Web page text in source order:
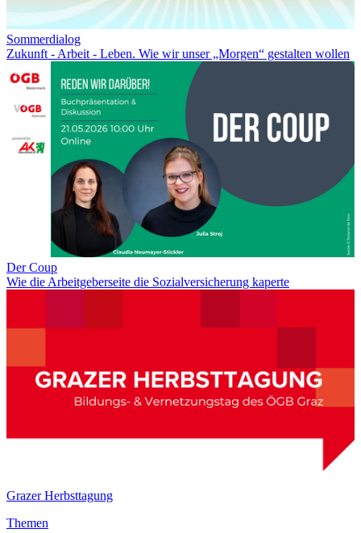
Sommerdialog
Zukunft - Arbeit - Leben. Wie wir unser „Morgen“ gestalten wollen
Der Coup
Wie die Arbeitgeberseite die Sozialversicherung kaperte
Grazer Herbsttagung
Themen